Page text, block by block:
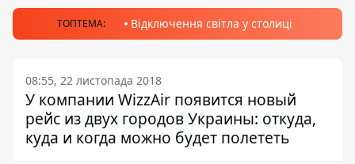
ТОПТЕМА: Відключення світла у столиці
08:55, 22 листопада 2018
У компании WizzAir появится новый
рейс из двух городов Украины: откуда,
куда и когда можно будет полететь